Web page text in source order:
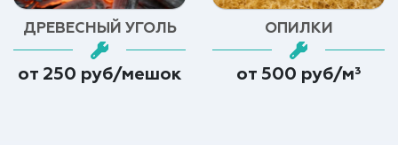
ДРЕВЕСНЫЙ УГОЛЬ
от 250 руб/мешок
ОПИЛКИ
от 500 руб/м³